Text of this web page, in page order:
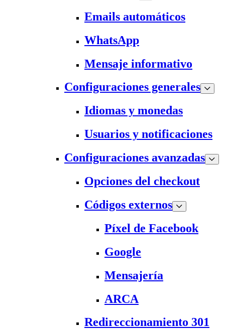
Emails automáticos
WhatsApp
Mensaje informativo
Configuraciones generales
Idiomas y monedas
Usuarios y notificaciones
Configuraciones avanzadas
Opciones del checkout
Códigos externos
Píxel de Facebook
Google
Mensajería
ARCA
Redireccionamiento 301